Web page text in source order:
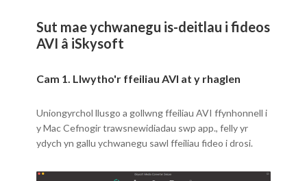
Sut mae ychwanegu is-deitlau i fideos
AVI â iSkysoft
Cam 1. Llwytho'r ffeiliau AVI at y rhaglen
Uniongyrchol llusgo a gollwng ffeiliau AVI ffynhonnell i
y Mac Cefnogir trawsnewidiadau swp app., felly yr
ydych yn gallu ychwanegu sawl ffeiliau fideo i drosi.